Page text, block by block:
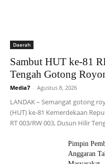
Daerah
Sambut HUT ke-81
Tengah Gotong
Media7 - Agustus 8, 2026
LANDAK – Semangat gotong
(HUT) ke-81 Kemerdekaan
RT 003/RW 003, Dusun Hilir
Pimpin
Anggaran